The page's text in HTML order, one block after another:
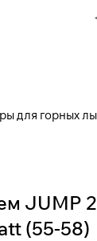
для горных
JUMP
(55-58)